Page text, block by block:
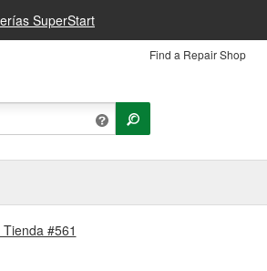
SuperStart
Find a Repair Shop
#561